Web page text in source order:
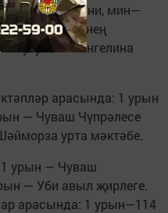
ук, «Әти, әни, мин—
— акциясенең
укучысы Ангелина
арасында: 1 урын
— Чуваш Чүпрәлесе
урта мәктәбе.
урын — Чуваш
— Уби авыл җирлеге.
арасында: 1 урын—114